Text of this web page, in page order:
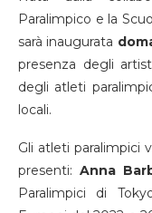
Paralimpico e la
sarà inaugurata
presenza degli
degli atleti
locali.
Gli atleti paralimpici
presenti: Anna
Paralimpici di